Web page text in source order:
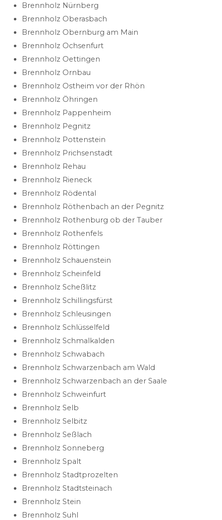
Brennholz Nürnberg
Brennholz Oberasbach
Brennholz Obernburg am Main
Brennholz Ochsenfurt
Brennholz Oettingen
Brennholz Ornbau
Brennholz Ostheim vor der Rhön
Brennholz Öhringen
Brennholz Pappenheim
Brennholz Pegnitz
Brennholz Pottenstein
Brennholz Prichsenstadt
Brennholz Rehau
Brennholz Rieneck
Brennholz Rödental
Brennholz Röthenbach an der Pegnitz
Brennholz Rothenburg ob der Tauber
Brennholz Rothenfels
Brennholz Röttingen
Brennholz Schauenstein
Brennholz Scheinfeld
Brennholz Scheßlitz
Brennholz Schillingsfürst
Brennholz Schleusingen
Brennholz Schlüsselfeld
Brennholz Schmalkalden
Brennholz Schwabach
Brennholz Schwarzenbach am Wald
Brennholz Schwarzenbach an der Saale
Brennholz Schweinfurt
Brennholz Selb
Brennholz Selbitz
Brennholz Seßlach
Brennholz Sonneberg
Brennholz Spalt
Brennholz Stadtprozelten
Brennholz Stadtsteinach
Brennholz Stein
Brennholz Suhl